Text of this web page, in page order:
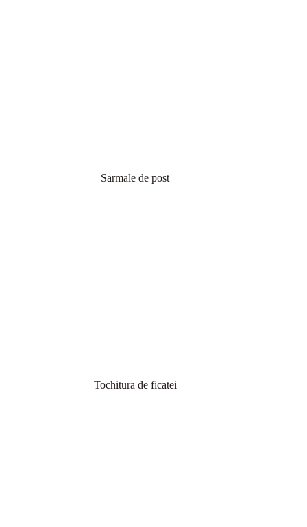
Sarmale de post
Tochitura de ficatei